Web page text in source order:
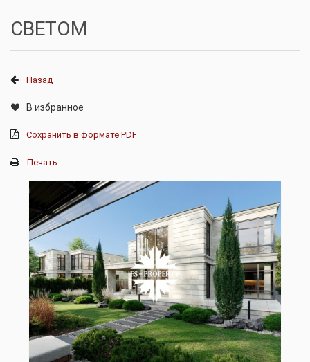
СВЕТОМ
Назад
В избранное
Сохранить в формате PDF
Печать